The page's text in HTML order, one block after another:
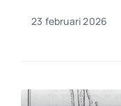
23 februari 2026